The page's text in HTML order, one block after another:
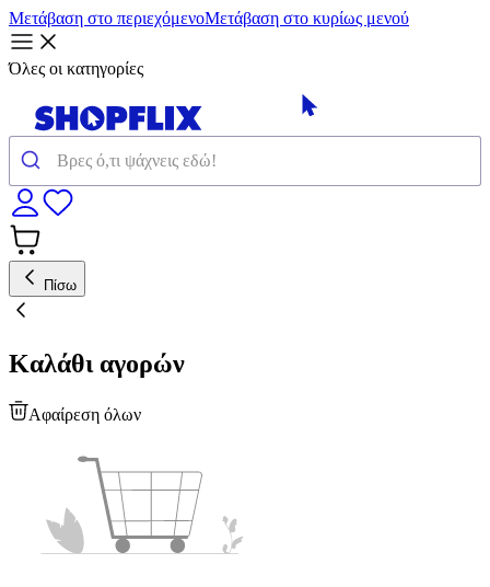
Μετάβαση στο περιεχόμενοΜετάβαση στο κυρίως μενού
Όλες οι κατηγορίες
Πίσω
Καλάθι αγορών
Αφαίρεση όλων